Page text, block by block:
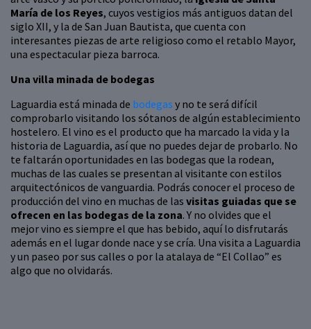
María de los Reyes, cuyos vestigios más antiguos datan del
siglo XII, y la de San Juan Bautista, que cuenta con
interesantes piezas de arte religioso como el retablo Mayor,
una espectacular pieza barroca.
Una villa minada de bodegas
Laguardia está minada de bodegas y no te será difícil
comprobarlo visitando los sótanos de algún establecimiento
hostelero. El vino es el producto que ha marcado la vida y la
historia de Laguardia, así que no puedes dejar de probarlo. No
te faltarán oportunidades en las bodegas que la rodean,
muchas de las cuales se presentan al visitante con estilos
arquitectónicos de vanguardia. Podrás conocer el proceso de
producción del vino en muchas de las visitas guiadas que se
ofrecen en las bodegas de la zona. Y no olvides que el
mejor vino es siempre el que has bebido, aquí lo disfrutarás
además en el lugar donde nace y se cría. Una visita a Laguardia
y un paseo por sus calles o por la atalaya de “El Collao” es
algo que no olvidarás.